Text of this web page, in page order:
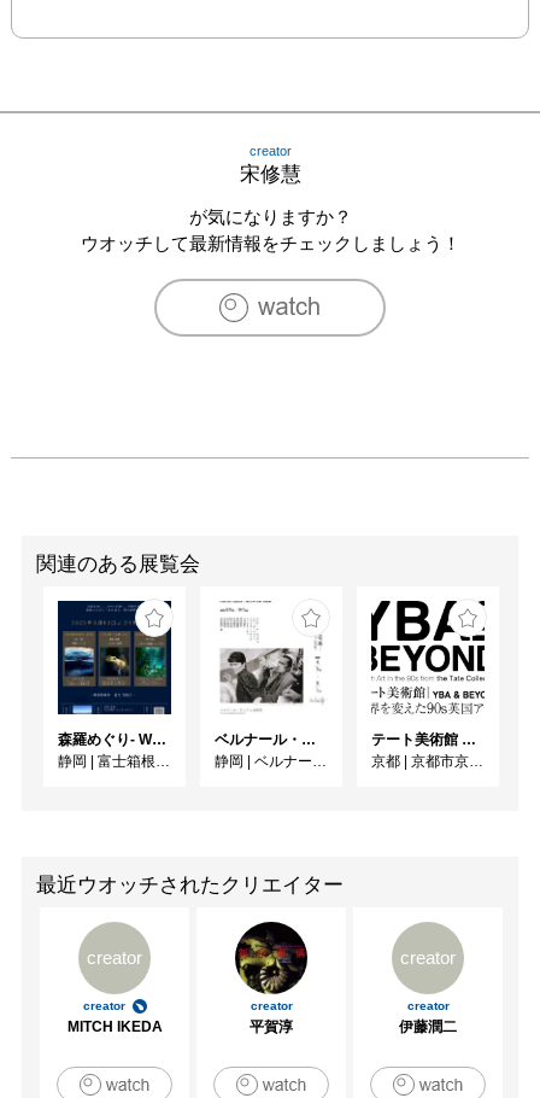
creator
宋修慧
が気になりますか？
ウオッチして最新情報をチェックしましょう！
関連のある展覧会
森羅めぐり- Wandering in Shinra -
静岡 | 富士箱根カントリークラブ
ベルナール・ビュフェと写真 ーカメラがとらえたビュフェとその時代、そして21 世紀へ
静岡 | ベルナール・ビュフェ美術館
テート美術館 ― YBA & BEYOND 世界を変えた90s英国アート
京都 | 京都市京セラ美術館
最近ウオッチされたクリエイター
creator
creator
MITCH IKEDA
creator
平賀淳
creator
creator
伊藤潤二